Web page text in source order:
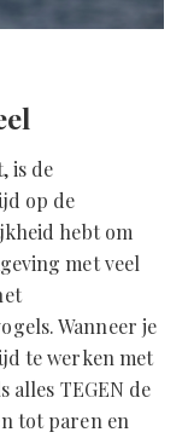
is de
op de
hebt om
met veel
Wanneer je
te werken met
alles TEGEN de
tot paren en